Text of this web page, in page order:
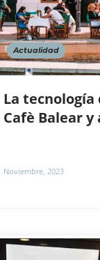
Actualidad
La tecnología
Cafè Balear y
Noviembre, 2023